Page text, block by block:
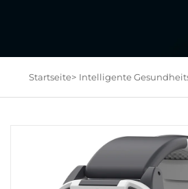
Startseite> Intelligente